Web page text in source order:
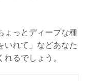
ょっとディープな種
いれて」などあなた
るでしょう。